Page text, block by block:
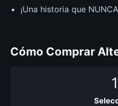
¡Una historia que
Cómo Comprar
1